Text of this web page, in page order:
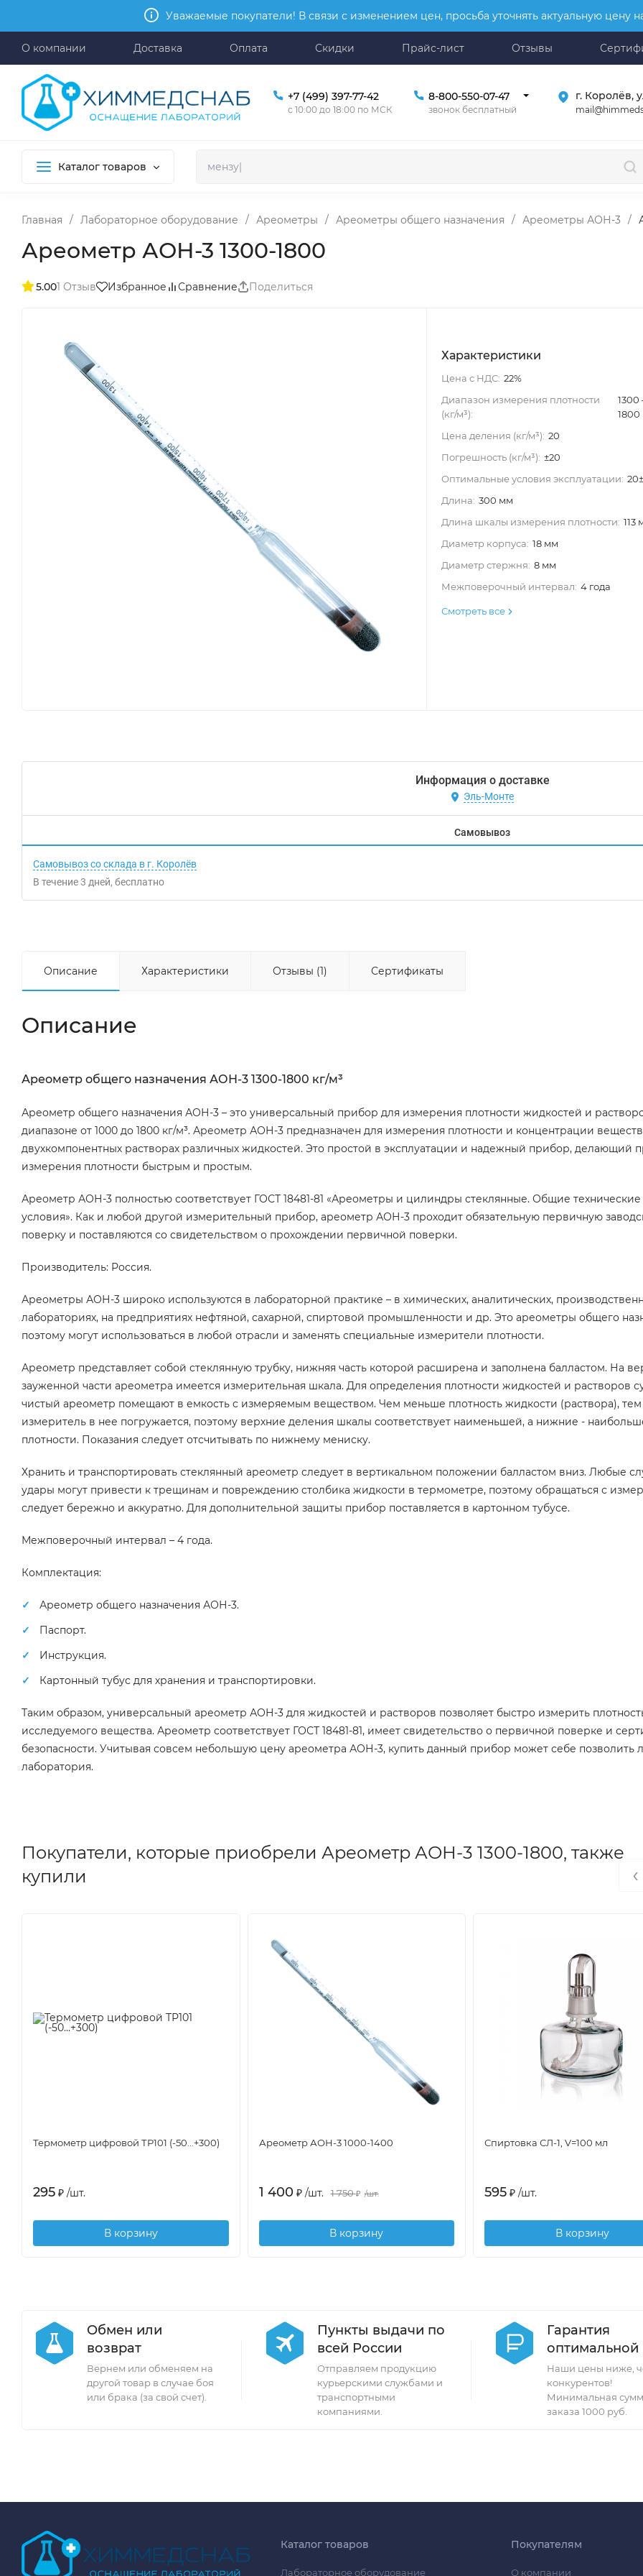
Уважаемые покупатели! В связи с изменением цен, просьба уточнять актуальную цену
О компании Доставка Оплата Скидки Прайс-лист Отзывы
+7 (499) 397-77-42
с 10:00 до 18:00 по МСК
8-800-550-07-47
звонок бесплатный
г. Королёв,
Каталог товаров
Главная / Лабораторное оборудование / Ареометры / Ареометры общего назначения / Ареометры АОН-3 /
Ареометр АОН-3 1300-1800
5.001 Отзыв Избранное Сравнение Поделиться
Характеристики
Цена с НДС: 22%
Диапазон измерения плотности
(кг/м³):
1800
Цена деления (кг/м³): 20
Погрешность (кг/м³): ±20
Оптимальные условия эксплуатации:
Длина: 300 мм
Длина шкалы измерения плотности: 113
Диаметр корпуса: 18 мм
Диаметр стержня: 8 мм
Межповерочный интервал: 4 года
Смотреть все
Информация о доставке
Эль-Монте
Самовывоз
Самовывоз со склада в г. Королёв
В течение3 дней Бесплатно
Описание Характеристики Отзывы (1) Сертификаты
Описание
Ареометр общего назначения АОН-3 1300-1800 кг/м³
Ареометр общего назначения АОН-3 – это универсальный прибор для измерения плотности жидкостей и
диапазоне от 1000 до 1800 кг/м³. Ареометр АОН-3 предназначен для измерения плотности и концентрации
двухкомпонентных растворах различных жидкостей. Это простой в эксплуатации и надежный прибор, делающий
измерения плотности быстрым и простым.
Ареометр АОН-3 полностью соответствует ГОСТ 18481-81 «Ареометры и цилиндры стеклянные. Общие технические
условия». Как и любой другой измерительный прибор, ареометр АОН-3 проходит обязательную первичную
поверку и поставляются со свидетельством о прохождении первичной поверки.
Производитель: Россия.
Ареометры АОН-3 широко используются в лабораторной практике – в химических, аналитических,
лабораториях, на предприятиях нефтяной, сахарной, спиртовой промышленности и др. Это ареометры общего
поэтому могут использоваться в любой отрасли и заменять специальные измерители плотности.
Ареометр представляет собой стеклянную трубку, нижняя часть которой расширена и заполнена балластом. На
зауженной части ареометра имеется измерительная шкала. Для определения плотности жидкостей и растворов
чистый ареометр помещают в емкость с измеряемым веществом. Чем меньше плотность жидкости (раствора),
измеритель в нее погружается, поэтому верхние деления шкалы соответствует наименьшей, а нижние -
плотности. Показания следует отсчитывать по нижнему мениску.
Хранить и транспортировать стеклянный ареометр следует в вертикальном положении балластом вниз. Любые
удары могут привести к трещинам и повреждению столбика жидкости в термометре, поэтому обращаться с
следует бережно и аккуратно. Для дополнительной защиты прибор поставляется в картонном тубусе.
Межповерочный интервал – 4 года.
Комплектация:
Ареометр общего назначения АОН-3.
Паспорт.
Инструкция.
Картонный тубус для хранения и транспортировки.
Таким образом, универсальный ареометр АОН-3 для жидкостей и растворов позволяет быстро измерить
исследуемого вещества. Ареометр соответствует ГОСТ 18481-81, имеет свидетельство о первичной поверке и
безопасности. Учитывая совсем небольшую цену ареометра АОН-3, купить данный прибор может себе позволить
лаборатория.
Покупатели, которые приобрели Ареометр АОН-3 1300-1800, также
купили
Термометр цифровой ТР101 (-50...+300)
295 ₽ /шт.
В корзину
Ареометр АОН-3 1000-1400
1 400 ₽ /шт. 1 750 ₽ /шт.
В корзину
Спиртовка СЛ-1, V=100 мл
595 ₽ /шт.
В корзину
‹
Обмен или
возврат
Вернем или обменяем на
другой товар в случае боя
или брака (за свой счет).
Пункты выдачи по
всей России
Отправляем продукцию
курьерскими службами и
транспортными
компаниями.
Гарантия
оптимальной
Наши цены ниже,
конкурентов!
Минимальная
заказа 1000 руб.
Каталог товаров
Лабораторное оборудование
Покупателям
О компании